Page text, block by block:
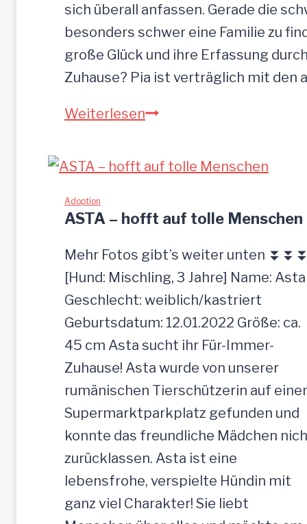
sich überall anfassen. Gerade die
besonders schwer eine Familie zu
große Glück und ihre Erfassung
Zuhause? Pia ist verträglich mit den
WeiterlesenPIA-
Hündin,52
Adoption
ASTA – hofft auf tolle Menschen
Mehr Fotos gibt’s weiter unten
[Hund: Mischling, 3 Jahre] Name: Asta
Geschlecht: weiblich/kastriert
Geburtsdatum: 12.01.2022 Größe: ca.
45 cm Asta sucht ihr Für-Immer-
Zuhause! Asta wurde von unserer
rumänischen Tierschützerin auf
Supermarktparkplatz gefunden und
konnte das freundliche Mädchen
zurücklassen. Asta ist eine
lebensfrohe, verspielte Hündin mit
ganz viel Charakter! Sie liebt